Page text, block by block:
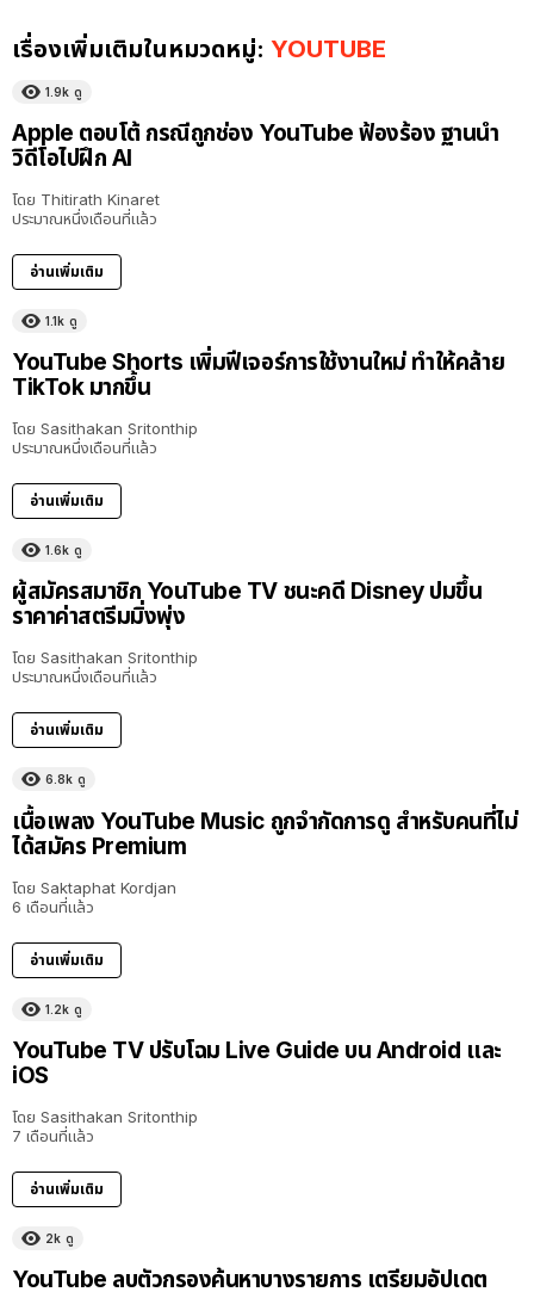
เรื่องเพิ่มเติมในหมวดหมู่: YOUTUBE
1.9k ดู
Apple ตอบโต้ กรณีถูกช่อง YouTube ฟ้องร้อง ฐานนำ
วิดีโอไปฝึก AI
โดย Thitirath Kinaret
ประมาณหนึ่งเดือนที่แล้ว
อ่านเพิ่มเติม
1.1k ดู
YouTube Shorts เพิ่มฟีเจอร์การใช้งานใหม่ ทำให้คล้าย
TikTok มากขึ้น
โดย Sasithakan Sritonthip
ประมาณหนึ่งเดือนที่แล้ว
อ่านเพิ่มเติม
1.6k ดู
ผู้สมัครสมาชิก YouTube TV ชนะคดี Disney ปมขึ้น
ราคาค่าสตรีมมิ่งพุ่ง
โดย Sasithakan Sritonthip
ประมาณหนึ่งเดือนที่แล้ว
อ่านเพิ่มเติม
6.8k ดู
เนื้อเพลง YouTube Music ถูกจำกัดการดู สำหรับคนที่ไม่
ได้สมัคร Premium
โดย Saktaphat Kordjan
6 เดือนที่แล้ว
อ่านเพิ่มเติม
1.2k ดู
YouTube TV ปรับโฉม Live Guide บน Android และ
iOS
โดย Sasithakan Sritonthip
7 เดือนที่แล้ว
อ่านเพิ่มเติม
2k ดู
YouTube ลบตัวกรองค้นหาบางรายการ เตรียมอัปเดต